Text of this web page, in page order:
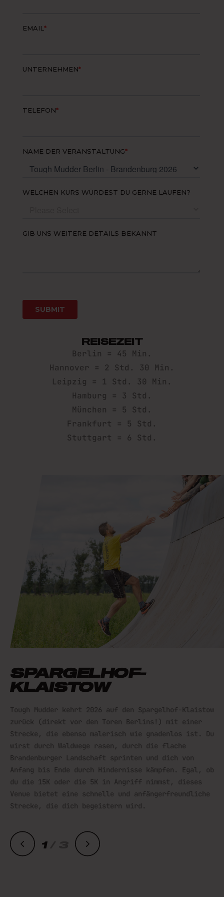
REISEZEIT
Berlin = 45 Min.
Hannover = 2 Std. 30 Min.
Leipzig = 1 Std. 30 Min.
Hamburg = 3 Std.
München = 5 Std.
Frankfurt = 5 Std.
Stuttgart = 6 Std.
SPARGELHOF-
KLAISTOW
Tough Mudder kehrt 2026 auf den Spargelhof-Klaistow
zurück (direkt vor den Toren Berlins!) mit einer
Strecke, die ebenso malerisch wie gnadenlos ist. Du
wirst durch Waldwege rasen, durch die flache
Brandenburger Landschaft sprinten und dich von
Anfang bis Ende durch Hindernisse kämpfen. Egal, ob
du die 15K oder die 5K in Angriff nimmst, dieses
Venue bietet eine schnelle und anfängerfreundliche
Strecke, die dich begeistern wird.
1/